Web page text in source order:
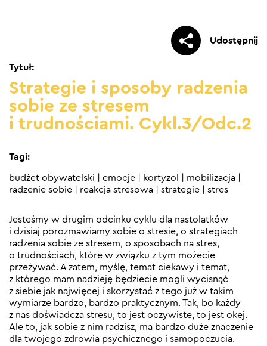
Udostępnij
Strategie i sposoby radzenia
sobie ze stresem
i trudnościami. Cykl.3/Odc.2
Tytuł:
Tagi:
budżet obywatelski emocje kortyzol mobilizacja
radzenie sobie
reakcja stresowa strategie stres
Jesteśmy w drugim odcinku cyklu dla nastolatków
i dzisiaj porozmawiamy sobie o stresie, o strategiach
radzenia sobie ze stresem, o sposobach na stres,
o trudnościach, które w związku z tym możecie
przeżywać. A zatem, myślę, temat ciekawy i temat,
z którego mam nadzieję będziecie mogli wycisnąć
z siebie jak najwięcej i skorzystać z tego już w takim
wymiarze bardzo, bardzo praktycznym. Tak, bo każdy
z nas doświadcza stresu, to jest oczywiste, to jest okej.
Ale to, jak sobie z nim radzisz, ma bardzo duże znaczenie
dla twojego zdrowia psychicznego i samopoczucia.